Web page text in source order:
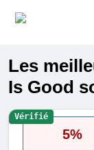
Les
Is Good
5%
Vérifié